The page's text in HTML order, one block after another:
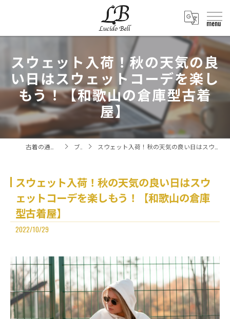
スウェット入荷！秋の天気の良
い日はスウェットコーデを楽し
もう！【和歌山の倉庫型古着
屋】
ブログ スウェット入荷！秋の天気の良い日はスウェットコーデを楽しもう！【和歌山の倉庫型古着屋】
スウェット入荷！秋の天気の良い日はスウ
ェットコーデを楽しもう！【和歌山の倉庫
型古着屋】
2022/10/29